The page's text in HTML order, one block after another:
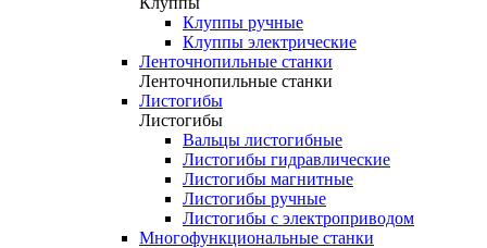
Клуппы ручные
Клуппы электрические
Ленточнопильные станки
Ленточнопильные станки
Листогибы
Листогибы
Вальцы листогибные
Листогибы гидравлические
Листогибы магнитные
Листогибы ручные
Листогибы с электроприводом
Многофункциональные станки